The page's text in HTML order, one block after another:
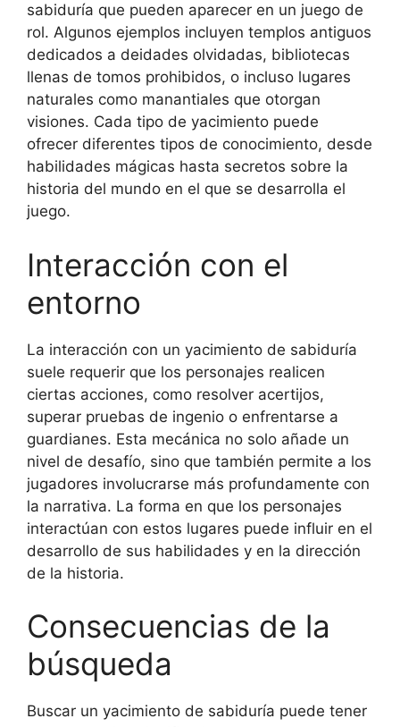
sabiduría que pueden aparecer en un juego de
rol. Algunos ejemplos incluyen templos antiguos
dedicados a deidades olvidadas, bibliotecas
llenas de tomos prohibidos, o incluso lugares
naturales como manantiales que otorgan
visiones. Cada tipo de yacimiento puede
ofrecer diferentes tipos de conocimiento, desde
habilidades mágicas hasta secretos sobre la
historia del mundo en el que se desarrolla el
juego.
Interacción con el
entorno
La interacción con un yacimiento de sabiduría
suele requerir que los personajes realicen
ciertas acciones, como resolver acertijos,
superar pruebas de ingenio o enfrentarse a
guardianes. Esta mecánica no solo añade un
nivel de desafío, sino que también permite a los
jugadores involucrarse más profundamente con
la narrativa. La forma en que los personajes
interactúan con estos lugares puede influir en el
desarrollo de sus habilidades y en la dirección
de la historia.
Consecuencias de la
búsqueda
Buscar un yacimiento de sabiduría puede tener